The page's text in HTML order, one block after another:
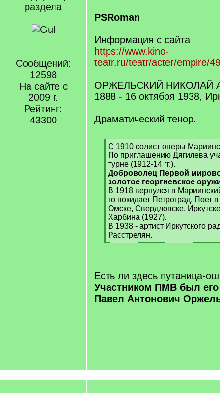
раздела
Сообщений:
12598
На сайте с
2009 г.
Рейтинг:
43300
PSRoman
Информация с сайта
https://www.kino-
teatr.ru/teatr/acter/empire/
ОРЖЕЛЬСКИЙ НИКОЛАЙ
1888 - 16 октября 1938,
Драматический тенор.
[
q
]
С 1910 солист оперы
По приглашению Дягилева
турне (1912-14 гг.).
Доброволец Первой
золотое георгиевское
В 1918 вернулся в
го покидает Петроград. Поет
Омске, Свердловске,
Харбина (1927).
В 1938 - артист Иркутского
Расстрелян.
[
Есть ли здесь путаница-
Участником ПМВ был
Павел Антонович